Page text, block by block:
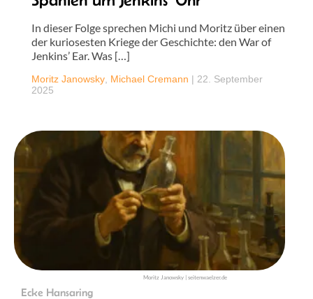
In dieser Folge sprechen Michi und Moritz über einen
der kuriosesten Kriege der Geschichte: den War of
Jenkins’ Ear. Was […]
Moritz Janowsky Michael Cremann | 22. September
2025
Moritz Janowsky | seitenwaelzer.de
Ecke Hansaring